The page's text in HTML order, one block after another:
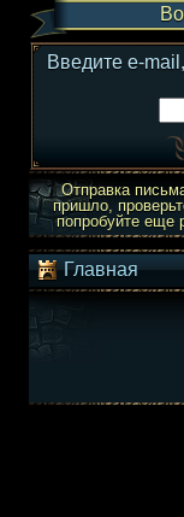
Введите e-
Отправка
пришло,
попробуйте еще
Главная